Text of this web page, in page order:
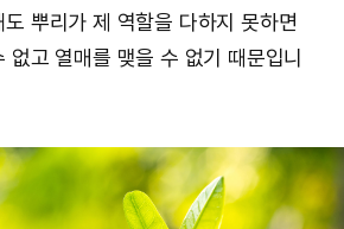
뿌리가 제 역할을 다하지 못하면
없고 열매를 맺을 수 없기 때문입니